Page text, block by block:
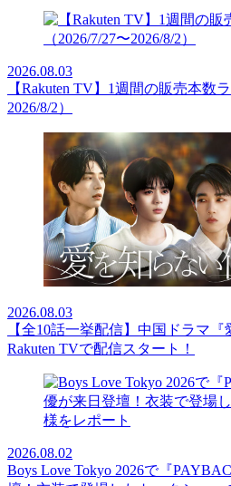
2026.08.03
【Rakuten TV】1週間の販売本数
2026/8/2）
2026.08.03
【全10話一挙配信】中国ドラマ『
Rakuten TVで配信スタート！
2026.08.02
Boys Love Tokyo 2026で『